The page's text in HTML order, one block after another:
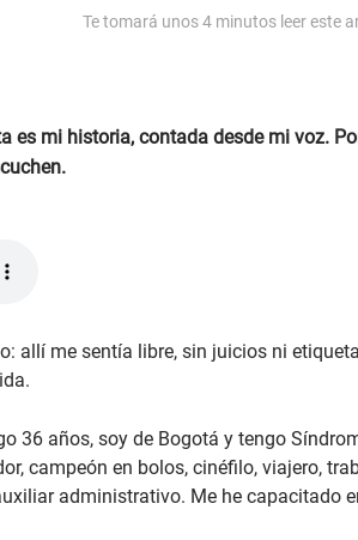
Te tomará unos4minutos leer este
es mi historia, contada desde mi voz.
allí me sentía libre, sin juicios ni
36 años, soy de Bogotá y tengo
campeón en bolos, cinéfilo, viajero,
administrativo. Me he capacitado